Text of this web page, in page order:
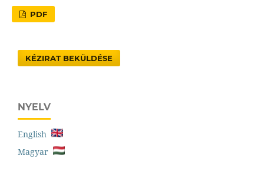
PDF
KÉZIRAT BEKÜLDÉSE
NYELV
English
Magyar